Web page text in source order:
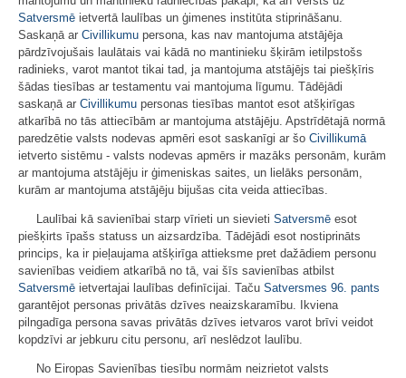
Satversmē ietvertā laulības un ģimenes institūta stiprināšanu.
Saskaņā ar Civillikumu persona, kas nav mantojuma atstājēja
pārdzīvojušais laulātais vai kādā no mantinieku šķirām ietilpstošs
radinieks, varot mantot tikai tad, ja mantojuma atstājējs tai piešķīris
šādas tiesības ar testamentu vai mantojuma līgumu. Tādējādi
saskaņā ar Civillikumu personas tiesības mantot esot atšķirīgas
atkarībā no tās attiecībām ar mantojuma atstājēju. Apstrīdētajā normā
paredzētie valsts nodevas apmēri esot saskanīgi ar šo Civillikumā
ietverto sistēmu - valsts nodevas apmērs ir mazāks personām, kurām
ar mantojuma atstājēju ir ģimeniskas saites, un lielāks personām,
kurām ar mantojuma atstājēju bijušas cita veida attiecības.
Laulībai kā savienībai starp vīrieti un sievieti Satversmē esot
piešķirts īpašs statuss un aizsardzība. Tādējādi esot nostiprināts
princips, ka ir pieļaujama atšķirīga attieksme pret dažādiem personu
savienības veidiem atkarībā no tā, vai šīs savienības atbilst
Satversmē ietvertajai laulības definīcijai. Taču Satversmes 96. pants
garantējot personas privātās dzīves neaizskaramību. Ikviena
pilngadīga persona savas privātās dzīves ietvaros varot brīvi veidot
kopdzīvi ar jebkuru citu personu, arī neslēdzot laulību.
No Eiropas Savienības tiesību normām neizrietot valsts